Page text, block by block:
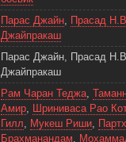
Парас Джайн, Прасад
Джайпракаш
Парас Джайн, Прасад
Джайпракаш
Рам Чаран Теджа,
Амир, Шриниваса Рао
Гилл, Мукеш Риши,
Брахманандам,